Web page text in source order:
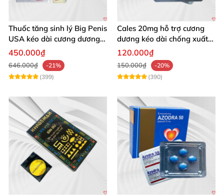
Thuốc tăng sinh lý Big Penis
USA kéo dài cương dương
chống xuất tinh sớm
450.000₫
646.000₫
-21%
(399)
Cales 20mg hỗ trợ cương
dương kéo dài chống xuất
tinh sớm thành phần
120.000₫
150.000₫
-20%
(390)